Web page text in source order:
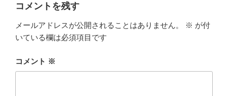
コメントを残す
メールアドレスが公開されることはありません。 ※ が付
いている欄は必須項目です
コメント ※